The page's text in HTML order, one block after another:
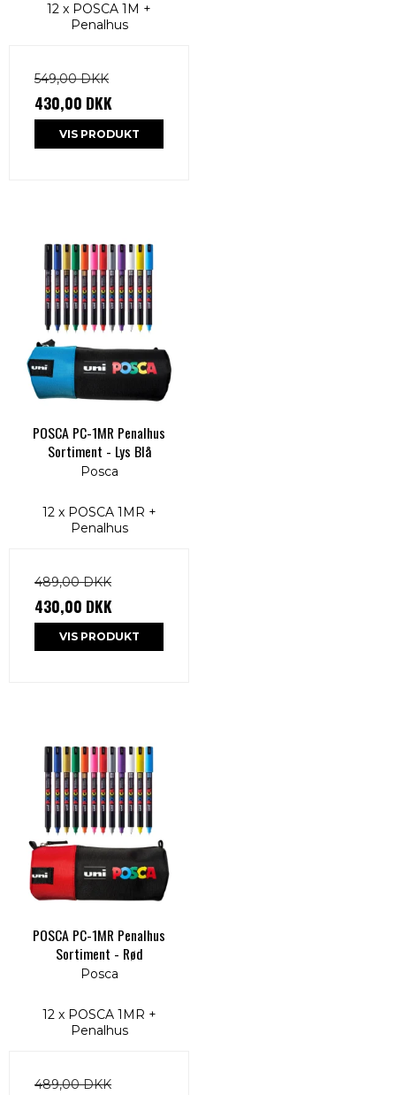
12 x POSCA 1M +
Penalhus
549,00 DKK
430,00 DKK
VIS PRODUKT
POSCA PC-1MR Penalhus
Sortiment - Lys Blå
Posca
12 x POSCA 1MR +
Penalhus
489,00 DKK
430,00 DKK
VIS PRODUKT
POSCA PC-1MR Penalhus
Sortiment - Rød
Posca
12 x POSCA 1MR +
Penalhus
489,00 DKK